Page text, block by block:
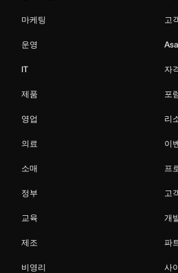
마케팅
운영
IT
제품
영업
의료
소매
정부
교육
제조
비영리
고
자
포
리
이
프
고
개
파
사